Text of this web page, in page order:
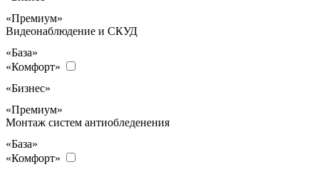
«Премиум»
Видеонаблюдение и СКУД
«База»
«Комфорт»
«Бизнес»
«Премиум»
Монтаж систем антиобледенения
«База»
«Комфорт»